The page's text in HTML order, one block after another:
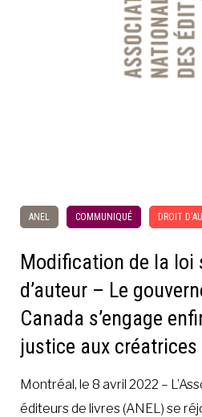
ANEL COMMUNIQUÉ DROIT
Modification de la loi
d’auteur – Le
Canada s’engage
justice aux
Montréal, le 8 avril 2022 –
éditeurs de livres (ANEL) se